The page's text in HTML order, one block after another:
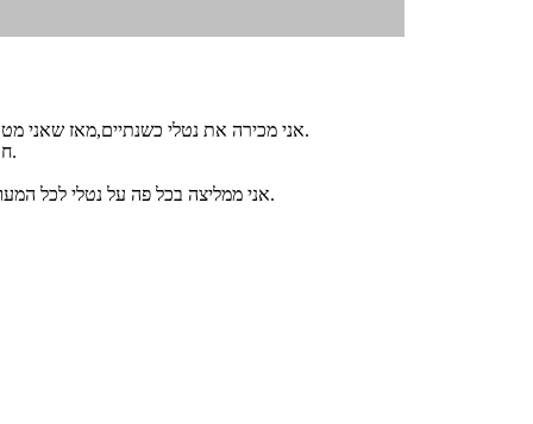
אני מכירה את נטלי כשנתיים,מאז שאני
אני ממליצה בכל פה על נטלי לכל